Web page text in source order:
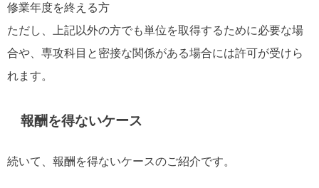
修業年度を終える方
ただし、上記以外の方でも単位を取得するために必要な場
合や、専攻科目と密接な関係がある場合には許可が受けら
れます。
報酬を得ないケース
続いて、報酬を得ないケースのご紹介です。